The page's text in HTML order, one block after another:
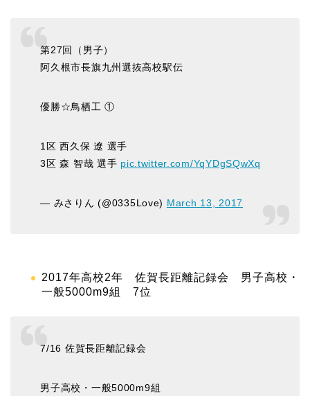
第27回（男子）
阿久根市長旗九州選抜高校駅伝
優勝☆鳥栖工 ①
1区 西久保 遼 選手
3区 森 智哉 選手 pic.twitter.com/YqYDgSQwXq
— みさりん (@0335Love) March 13, 2017
2017年高校2年 佐賀長距離記録会 男子高校・
一般5000m9組 7位
7/16 佐賀長距離記録会
男子高校・一般5000m9組